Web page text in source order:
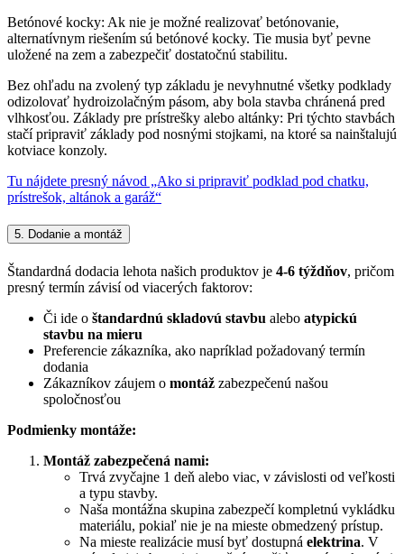
Betónové kocky: Ak nie je možné realizovať betónovanie,
alternatívnym riešením sú betónové kocky. Tie musia byť pevne
uložené na zem a zabezpečiť dostatočnú stabilitu.
Bez ohľadu na zvolený typ základu je nevyhnutné všetky podklady
odizolovať hydroizolačným pásom, aby bola stavba chránená pred
vlhkosťou. Základy pre prístrešky alebo altánky: Pri týchto stavbách
stačí pripraviť základy pod nosnými stojkami, na ktoré sa nainštalujú
kotviace konzoly.
Tu nájdete presný návod „Ako si pripraviť podklad pod chatku,
prístrešok, altánok a garáž“
5. Dodanie a montáž
Štandardná dodacia lehota našich produktov je 4-6 týždňov, pričom
presný termín závisí od viacerých faktorov:
Či ide o štandardnú skladovú stavbu alebo atypickú
stavbu na mieru
Preferencie zákazníka, ako napríklad požadovaný termín
dodania
Zákazníkov záujem o montáž zabezpečenú našou
spoločnosťou
Podmienky montáže:
Montáž zabezpečená nami:
Trvá zvyčajne 1 deň alebo viac, v závislosti od veľkosti
a typu stavby.
Naša montážna skupina zabezpečí kompletnú vykládku
materiálu, pokiaľ nie je na mieste obmedzený prístup.
Na mieste realizácie musí byť dostupná elektrina. V